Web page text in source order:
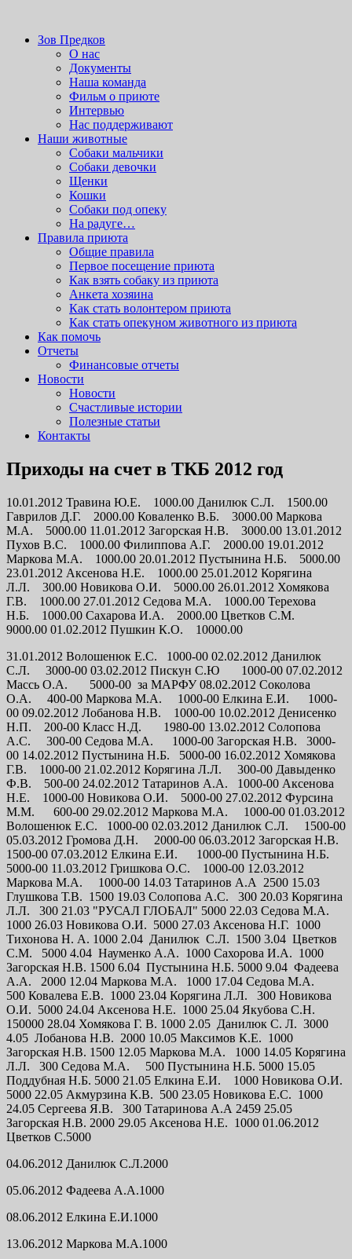
zone.ru/wordpress-themes-and-templates
Зов Предков
приют для бездомных животных
Зов Предков
О нас
Документы
Наша команда
Фильм о приюте
Интервью
Нас поддерживают
Наши животные
Cобаки мальчики
Cобаки девочки
Щенки
Кошки
Собаки под опеку
На радуге…
Правила приюта
Общие правила
Первое посещение приюта
Как взять собаку из приюта
Анкета хозяина
Как стать волонтером приюта
Как стать опекуном животного из приюта
Как помочь
Отчеты
Финансовые отчеты
Новости
Новости
Счастливые истории
Полезные статьи
Контакты
Приходы на счет в ТКБ 2012 год
10.01.2012 Травина Ю.Е. 1000.00 Данилюк С.Л. 1500.00
Гаврилов Д.Г. 2000.00 Коваленко В.Б. 3000.00 Маркова
М.А. 5000.00 11.01.2012 Загорская Н.В. 3000.00 13.01.2012
Пухов В.С. 1000.00 Филиппова А.Г. 2000.00 19.01.2012
Маркова М.А. 1000.00 20.01.2012 Пустынина Н.Б. 5000.00
23.01.2012 Аксенова Н.Е. 1000.00 25.01.2012 Корягина
Л.Л. 300.00 Новикова О.И. 5000.00 26.01.2012 Хомякова
Г.В. 1000.00 27.01.2012 Седова М.А. 1000.00 Терехова
Н.Б. 1000.00 Сахарова И.А. 2000.00 Цветков С.М.
9000.00 01.02.2012 Пушкин К.О. 10000.00
31.01.2012 Волошенюк Е.С. 1000-00 02.02.2012 Данилюк
С.Л. 3000-00 03.02.2012 Пискун С.Ю 1000-00 07.02.2012
Массь О.А. 5000-00 за МАРФУ 08.02.2012 Соколова
О.А. 400-00 Маркова М.А. 1000-00 Елкина Е.И. 1000-
00 09.02.2012 Лобанова Н.В. 1000-00 10.02.2012 Денисенко
Н.П. 200-00 Класс Н.Д. 1980-00 13.02.2012 Солопова
А.С. 300-00 Седова М.А. 1000-00 Загорская Н.В. 3000-
00 14.02.2012 Пустынина Н.Б. 5000-00 16.02.2012 Хомякова
Г.В. 1000-00 21.02.2012 Корягина Л.Л. 300-00 Давыденко
Ф.В. 500-00 24.02.2012 Татаринов А.А. 1000-00 Аксенова
Н.Е. 1000-00 Новикова О.И. 5000-00 27.02.2012 Фурсина
М.М. 600-00 29.02.2012 Маркова М.А. 1000-00 01.03.2012
Волошенюк Е.С. 1000-00 02.03.2012 Данилюк С.Л. 1500-00
05.03.2012 Громова Д.Н. 2000-00 06.03.2012 Загорская Н.В.
1500-00 07.03.2012 Елкина Е.И. 1000-00 Пустынина Н.Б.
5000-00 11.03.2012 Гришкова О.С. 1000-00 12.03.2012
Маркова М.А. 1000-00 14.03 Татаринов А.А 2500 15.03
Глушкова Т.В. 1500 19.03 Солопова А.С. 300 20.03 Корягина
Л.Л. 300 21.03 "РУСАЛ ГЛОБАЛ" 5000 22.03 Седова М.А.
1000 26.03 Новикова О.И. 5000 27.03 Аксенова Н.Г. 1000
Тихонова Н. А. 1000 2.04 Данилюк С.Л. 1500 3.04 Цветков
С.М. 5000 4.04 Науменко А.А. 1000 Сахорова И.А. 1000
Загорская Н.В. 1500 6.04 Пустынина Н.Б. 5000 9.04 Фадеева
А.А. 2000 12.04 Маркова М.А. 1000 17.04 Седова М.А.
500 Ковалева Е.В. 1000 23.04 Корягина Л.Л. 300 Новикова
О.И. 5000 24.04 Аксенова Н.Е. 1000 25.04 Якубова С.Н.
150000 28.04 Хомякова Г. В. 1000 2.05 Данилюк С. Л. 3000
4.05 Лобанова Н.В. 2000 10.05 Максимов К.Е. 1000
Загорская Н.В. 1500 12.05 Маркова М.А. 1000 14.05 Корягина
Л.Л. 300 Седова М.А. 500 Пустынина Н.Б. 5000 15.05
Поддубная Н.Б. 5000 21.05 Елкина Е.И. 1000 Новикова О.И.
5000 22.05 Акмурзина К.В. 500 23.05 Новикова Е.С. 1000
24.05 Сергеева Я.В. 300 Татаринова А.А 2459 25.05
Загорская Н.В. 2000 29.05 Аксенова Н.Е. 1000 01.06.2012
Цветков С.5000
04.06.2012 Данилюк С.Л.2000
05.06.2012 Фадеева А.А.1000
08.06.2012 Елкина Е.И.1000
13.06.2012 Маркова М.А.1000